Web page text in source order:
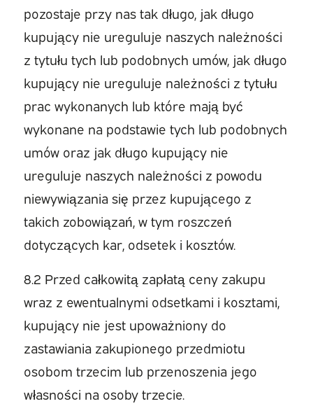
pozostaje przy nas tak długo, jak długo
kupujący nie ureguluje naszych należności
z tytułu tych lub podobnych umów, jak długo
kupujący nie ureguluje należności z tytułu
prac wykonanych lub które mają być
wykonane na podstawie tych lub podobnych
umów oraz jak długo kupujący nie
ureguluje naszych należności z powodu
niewywiązania się przez kupującego z
takich zobowiązań, w tym roszczeń
dotyczących kar, odsetek i kosztów.
8.2 Przed całkowitą zapłatą ceny zakupu
wraz z ewentualnymi odsetkami i kosztami,
kupujący nie jest upoważniony do
zastawiania zakupionego przedmiotu
osobom trzecim lub przenoszenia jego
własności na osoby trzecie.